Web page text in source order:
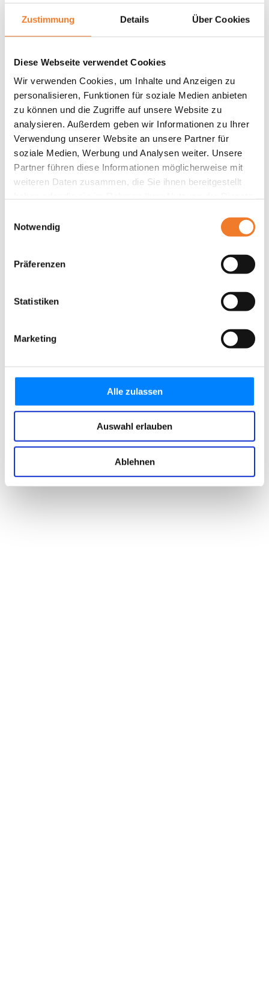
Zustimmung Details Über Cookies
Diese Webseite verwendet Cookies
Wir verwenden Cookies, um Inhalte und Anzeigen zu
personalisieren, Funktionen für soziale Medien anbieten
zu können und die Zugriffe auf unsere Website zu
analysieren. Außerdem geben wir Informationen zu Ihrer
Verwendung unserer Website an unsere Partner für
soziale Medien, Werbung und Analysen weiter. Unsere
Partner führen diese Informationen möglicherweise mit
weiteren Daten zusammen, die Sie ihnen bereitgestellt
Notwendig
Präferenzen
Statistiken
Marketing
Alle zulassen
Auswahl erlauben
Ablehnen